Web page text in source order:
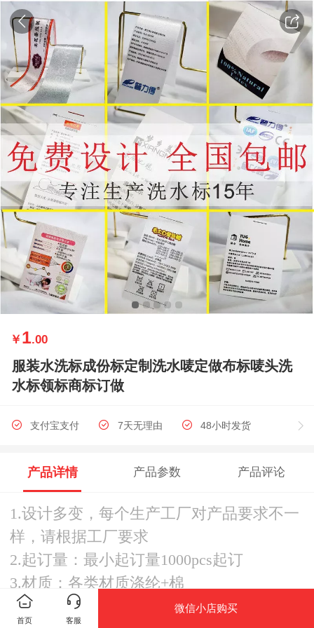
￥ 1.00
服装水洗标成份标定制洗水唛定做布标唛头洗
水标领标商标订做
支付宝支付 7天无理由 48小时发货
包邮
产品详情 产品参数 产品评论
1.设计多变，每个生产工厂对产品要求不一
样，请根据工厂要求
2.起订量：最小起订量1000pcs起订
3.材质：各类材质涤纶+棉
[尺寸] : 任何尺寸
首页 客服
微信小店购买